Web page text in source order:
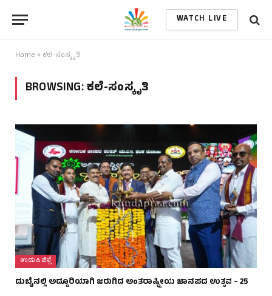
WATCH LIVE
Home »ಕಲೆ-ಸಂಸ್ಕೃತಿ
BROWSING:ಕಲೆ-ಸಂಸ್ಕೃತಿ
ಉಡುಪಿ ಜಿಲ್ಲೆ
ದುಬೈನಲ್ಲಿ ಅದ್ದೂರಿಯಾಗಿ ಜರುಗಿದ ಅಂತರಾಷ್ಟ್ರೀಯ ಜಾನಪದ ಉತ್ಸವ – 25